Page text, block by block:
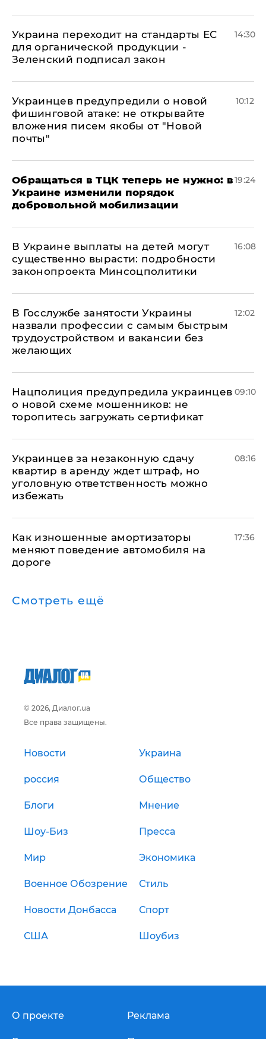
Украина переходит на стандарты ЕС
для органической продукции -
Зеленский подписал закон
14:30
Украинцев предупредили о новой
фишинговой атаке: не открывайте
вложения писем якобы от "Новой
почты"
10:12
Обращаться в ТЦК теперь не нужно: в
Украине изменили порядок
добровольной мобилизации
19:24
В Украине выплаты на детей могут
существенно вырасти: подробности
законопроекта Минсоцполитики
16:08
В Госслужбе занятости Украины
назвали профессии с самым быстрым
трудоустройством и вакансии без
желающих
12:02
Нацполиция предупредила украинцев
о новой схеме мошенников: не
торопитесь загружать сертификат
09:10
Украинцев за незаконную сдачу
квартир в аренду ждет штраф, но
уголовную ответственность можно
избежать
08:16
Как изношенные амортизаторы
меняют поведение автомобиля на
дороге
17:36
Смотреть ещё
© 2026, Диалог.ua
Все права защищены.
Новости Украина
россия Общество
Блоги Мнение
Шоу-Биз Пресса
Мир Экономика
Военное Обозрение Стиль
Новости Донбасса Спорт
США Шоубиз
О проекте Реклама